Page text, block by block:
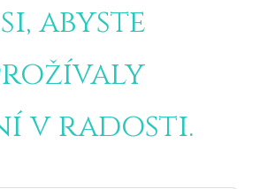
abyste
v radosti.